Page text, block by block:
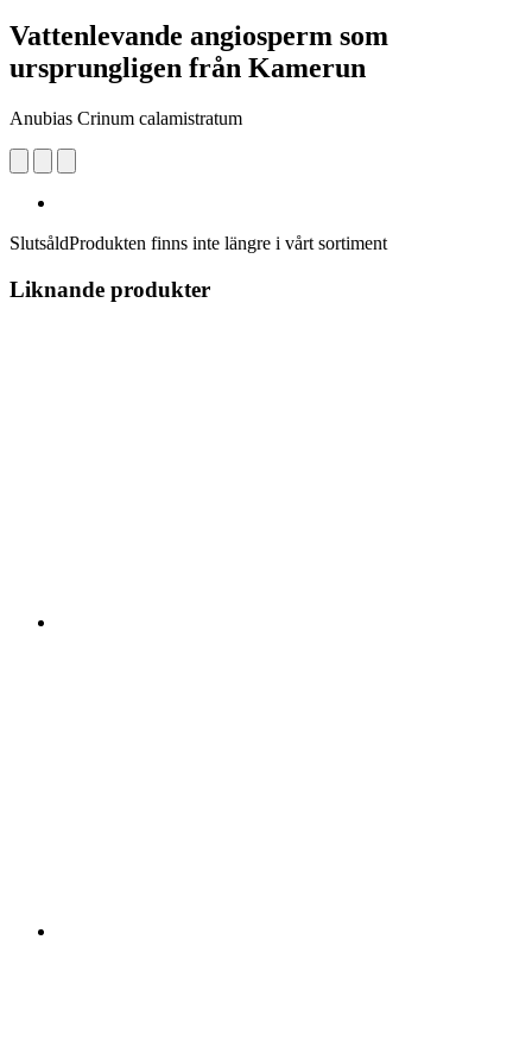
Vattenlevande angiosperm som
ursprungligen från Kamerun
Anubias Crinum calamistratum
SlutsåldProdukten finns inte längre i vårt sortiment
Liknande produkter